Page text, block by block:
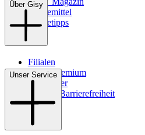
Pflegemittel
Pflegetipps
Über Gisy
Filialen
WMS-Premium
Newsletter
Digitale Barrierefreiheit
Unser Service